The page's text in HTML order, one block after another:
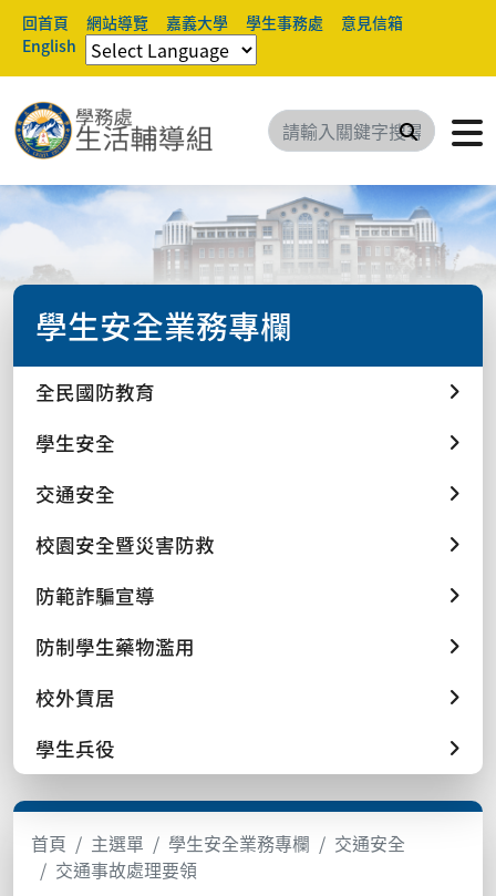
回首頁 網站導覽 嘉義大學 學生事務處
意見信箱
English
搜尋
學生安全業務專欄
全民國防教育
學生安全
交通安全
校園安全暨災害防救
防範詐騙宣導
防制學生藥物濫用
校外賃居
學生兵役
首頁 主選單 學生安全業務專欄
交通安全
交通事故處理要領